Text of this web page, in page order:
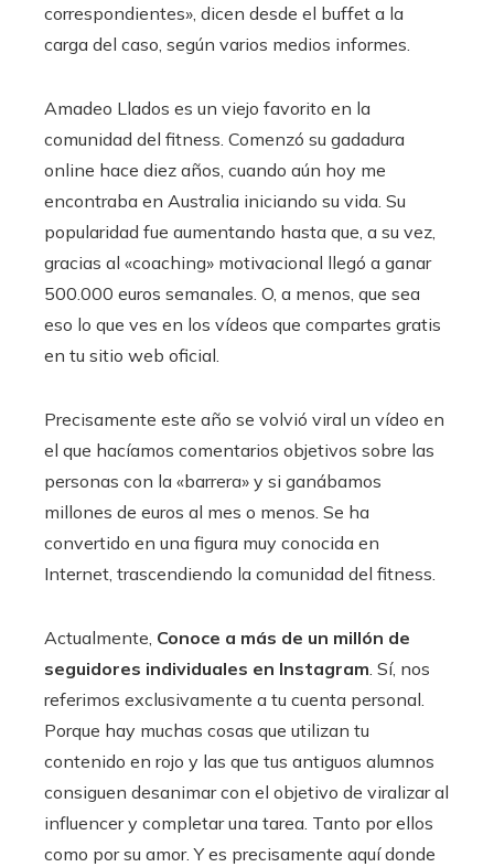
correspondientes», dicen desde el buffet a la
carga del caso, según varios medios informes.
Amadeo Llados es un viejo favorito en la
comunidad del fitness. Comenzó su gadadura
online hace diez años, cuando aún hoy me
encontraba en Australia iniciando su vida. Su
popularidad fue aumentando hasta que, a su vez,
gracias al «coaching» motivacional llegó a ganar
500.000 euros semanales. O, a menos, que sea
eso lo que ves en los vídeos que compartes gratis
en tu sitio web oficial.
Precisamente este año se volvió viral un vídeo en
el que hacíamos comentarios objetivos sobre las
personas con la «barrera» y si ganábamos
millones de euros al mes o menos. Se ha
convertido en una figura muy conocida en
Internet, trascendiendo la comunidad del fitness.
Actualmente, Conoce a más de un millón de
seguidores individuales en Instagram . Sí, nos
referimos exclusivamente a tu cuenta personal.
Porque hay muchas cosas que utilizan tu
contenido en rojo y las que tus antiguos alumnos
consiguen desanimar con el objetivo de viralizar al
influencer y completar una tarea. Tanto por ellos
como por su amor. Y es precisamente aquí donde